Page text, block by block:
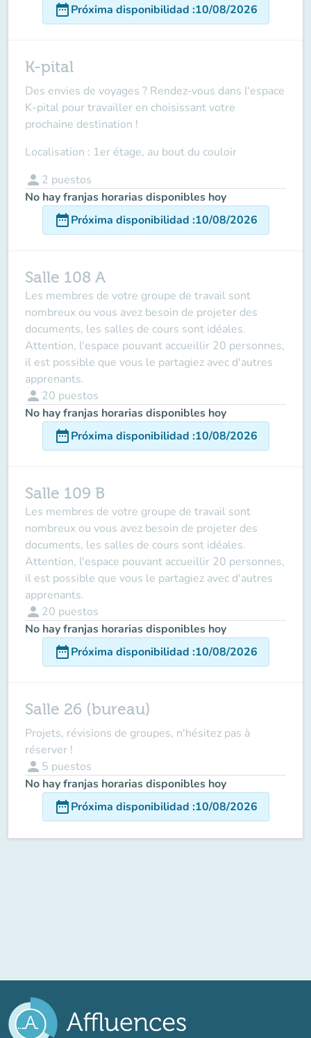
date_rangePróxima disponibilidad :10/08/2026
K-pital
Des envies de voyages ? Rendez-vous dans l'espace
K-pital pour travailler en choisissant votre
prochaine destination !
Localisation : 1er étage, au bout du couloir
person 2 puestos
No hay franjas horarias disponibles hoy
date_rangePróxima disponibilidad :10/08/2026
Salle 108 A
Les membres de votre groupe de travail sont
nombreux ou vous avez besoin de projeter des
documents, les salles de cours sont idéales.
Attention, l'espace pouvant accueillir 20 personnes,
il est possible que vous le partagiez avec d'autres
apprenants.
person 20 puestos
No hay franjas horarias disponibles hoy
date_rangePróxima disponibilidad :10/08/2026
Salle 109 B
Les membres de votre groupe de travail sont
nombreux ou vous avez besoin de projeter des
documents, les salles de cours sont idéales.
Attention, l'espace pouvant accueillir 20 personnes,
il est possible que vous le partagiez avec d'autres
apprenants.
person 20 puestos
No hay franjas horarias disponibles hoy
date_rangePróxima disponibilidad :10/08/2026
Salle 26 (bureau)
Projets, révisions de groupes, n'hésitez pas à
réserver !
person 5 puestos
No hay franjas horarias disponibles hoy
date_rangePróxima disponibilidad :10/08/2026